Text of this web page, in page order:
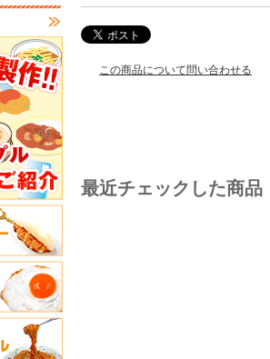
この商品について問い合わせる
最近チェックした商品